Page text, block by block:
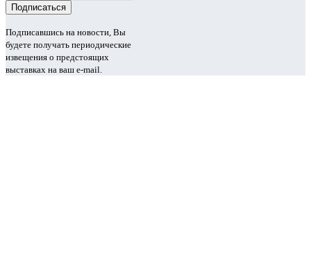
Подписавшись на новости, Вы
будете получать периодические
извещения о предстоящих
выставках на ваш e-mail.